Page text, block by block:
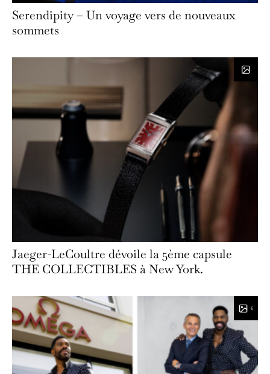
Serendipity – Un voyage vers de nouveaux
sommets
Jaeger-LeCoultre dévoile la 5ème capsule
THE COLLECTIBLES à New York.
6